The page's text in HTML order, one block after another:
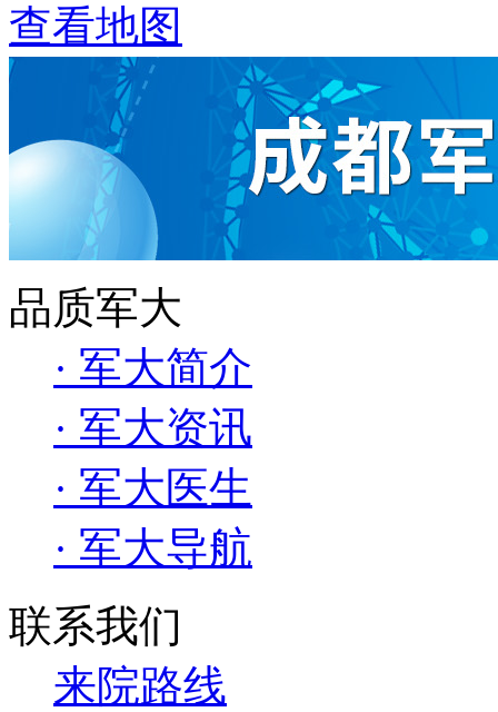
查看地图
品质军大
· 军大简介
· 军大资讯
· 军大医生
· 军大导航
联系我们
来院路线